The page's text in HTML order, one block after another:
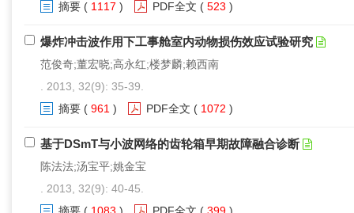
摘要 ( 1117 ) PDF全文 ( 523 )
爆炸冲击波作用下工事舱室内动物损伤效应试验研究
范俊奇;董宏晓;高永红;楼梦麟;赖西南
. 2013, 32(9): 35-39.
摘要 ( 961 ) PDF全文 ( 1072 )
基于DSmT与小波网络的齿轮箱早期故障融合诊断
陈法法;汤宝平;姚金宝
. 2013, 32(9): 40-45.